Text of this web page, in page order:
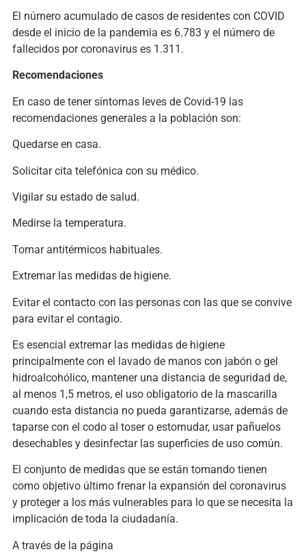
El número acumulado de casos de residentes con COVID
desde el inicio de la pandemia es 6.783 y el número de
fallecidos por coronavirus es 1.311.
Recomendaciones
En caso de tener síntomas leves de Covid-19 las
recomendaciones generales a la población son:
Quedarse en casa.
Solicitar cita telefónica con su médico.
Vigilar su estado de salud.
Medirse la temperatura.
Tomar antitérmicos habituales.
Extremar las medidas de higiene.
Evitar el contacto con las personas con las que se convive
para evitar el contagio.
Es esencial extremar las medidas de higiene
principalmente con el lavado de manos con jabón o gel
hidroalcohólico, mantener una distancia de seguridad de,
al menos 1,5 metros, el uso obligatorio de la mascarilla
cuando esta distancia no pueda garantizarse, además de
taparse con el codo al toser o estornudar, usar pañuelos
desechables y desinfectar las superficies de uso común.
El conjunto de medidas que se están tomando tienen
como objetivo último frenar la expansión del coronavirus
y proteger a los más vulnerables para lo que se necesita la
implicación de toda la ciudadanía.
A través de la página